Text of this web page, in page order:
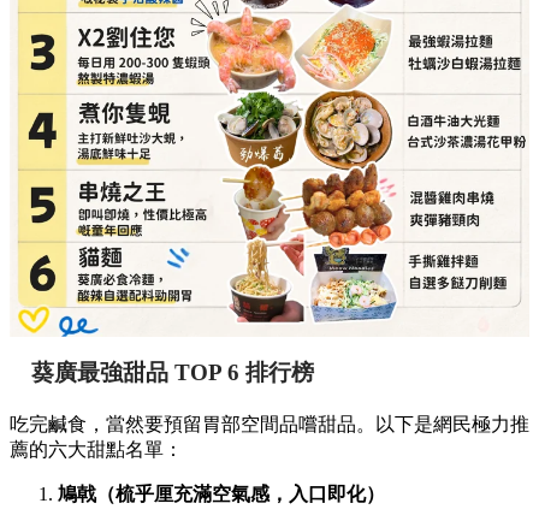
葵廣最強甜品 TOP 6 排行榜
吃完鹹食，當然要預留胃部空間品嚐甜品。以下是網民極力推
薦的六大甜點名單：
鳩戟（梳乎厘充滿空氣感，入口即化）